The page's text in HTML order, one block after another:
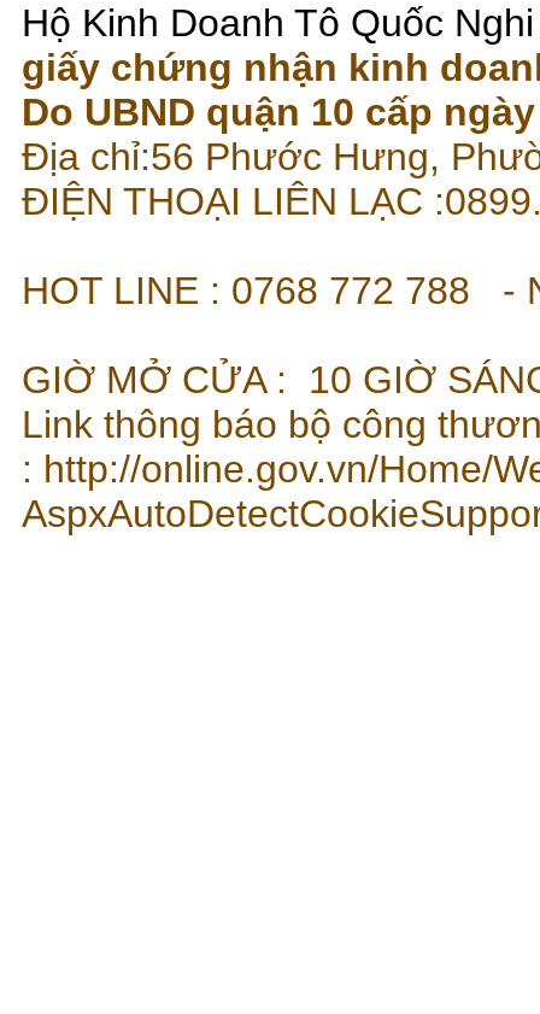
Hộ Kinh Doanh Tô Quốc Nghi
giấy chứng nhận kinh
Do UBND quận 10 cấp
Địa chỉ:56 Phước Hưng,
ĐIỆN THOẠI LIÊN LẠC
HOT LINE :
GIỜ MỞ CỬA : 10 GIỜ
Link thông báo bộ công
: http://online.gov.vn/Home/